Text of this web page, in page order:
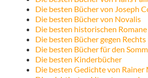
Die besten Bücher von Joseph
Die besten Bücher von Novalis
Die besten historischen Romane
Die besten Bücher gegen Rechts
Die besten Bücher für den
Die besten Kinderbücher
Die besten Gedichte von Rainer